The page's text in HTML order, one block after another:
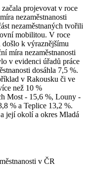
projevovat v roce
nezaměstnanosti
nezaměstnaných tvořili
mobilitou. V roce
k výraznějšímu
míra nezaměstnanosti
v evidenci úřadů práce
dosáhla 7,5 %.
v Rakousku či ve
než 10 %
Most - 15,6 %, Louny -
% a Teplice 13,2 %.
její okolí a okres Mladá